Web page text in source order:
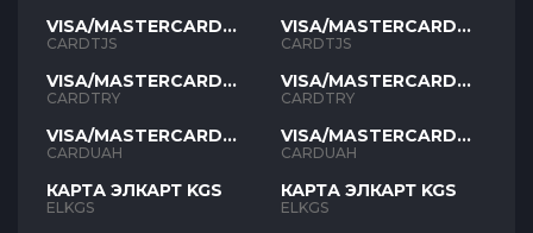
VISA/MASTERCARD
TJS
CARDTJS
VISA/MASTERCARD
TYR
CARDTRY
VISA/MASTERCARD
UAH
CARDUAH
КАРТА ЭЛКАРТ KGS
ELKGS
VISA/MASTERCARD
TJS
CARDTJS
VISA/MASTERCARD
TYR
CARDTRY
VISA/MASTERCARD
UAH
CARDUAH
КАРТА ЭЛКАРТ KGS
ELKGS